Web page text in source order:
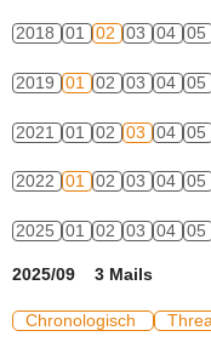
2018 01 02 03 04 05
2019 01 02 03 04 05
2021 01 02 03 04 05
2022 01 02 03 04 05
2025 01 02 03 04 05
2025/09 3 Mails
Chronologisch